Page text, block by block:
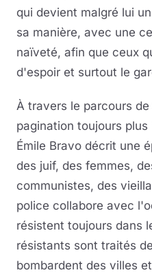
qui devient malgré lui
sa manière, avec une
naïveté, afin que ceux
d'espoir et surtout le
À travers le parcours
pagination toujours plus
Émile Bravo décrit une
des juif, des femmes,
communistes, des
police collabore avec
résistent toujours dans
résistants sont traités
bombardent des villes